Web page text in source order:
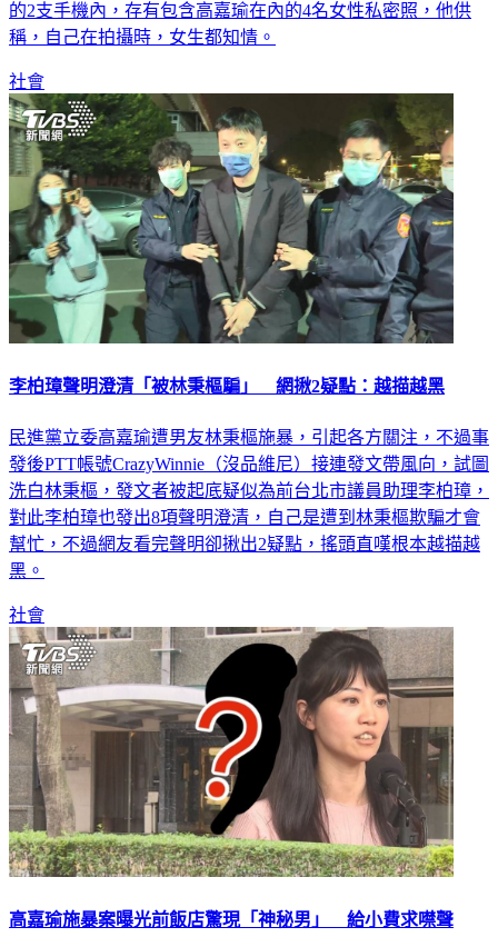
的2支手機內，存有包含高嘉瑜在內的4名女性私密照，他供
稱，自己在拍攝時，女生都知情。
社會
李柏璋聲明澄清「被林秉樞騙」 網揪2疑點：越描越黑
民進黨立委高嘉瑜遭男友林秉樞施暴，引起各方關注，不過事
發後PTT帳號CrazyWinnie（沒品維尼）接連發文帶風向，試圖
洗白林秉樞，發文者被起底疑似為前台北市議員助理李柏璋，
對此李柏璋也發出8項聲明澄清，自己是遭到林秉樞欺騙才會
幫忙，不過網友看完聲明卻揪出2疑點，搖頭直嘆根本越描越
黑。
社會
高嘉瑜施暴案曝光前飯店驚現「神秘男」 給小費求噤聲